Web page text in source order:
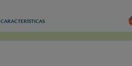
CARACTERÍSTICAS